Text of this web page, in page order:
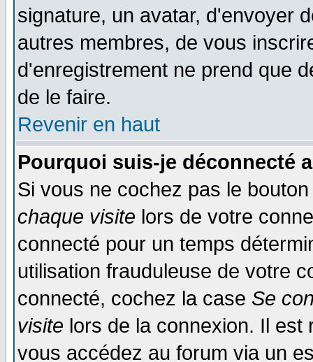
signature, un avatar, d'envoyer
autres membres, de vous
d'enregistrement ne prend que
de le faire.
Revenir en haut
Pourquoi suis-je déconnecté
Si vous ne cochez pas le
chaque visite lors de votre
connecté pour un temps
utilisation frauduleuse de votre
connecté, cochez la case Se
visite lors de la connexion. Il
vous accédez au forum via un